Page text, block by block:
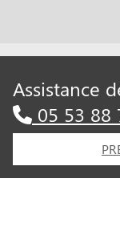
Assistance
05 53 88